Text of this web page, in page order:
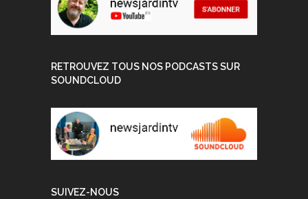
RETROUVEZ TOUS NOS PODCASTS SUR
SOUNDCLOUD
SUIVEZ-NOUS